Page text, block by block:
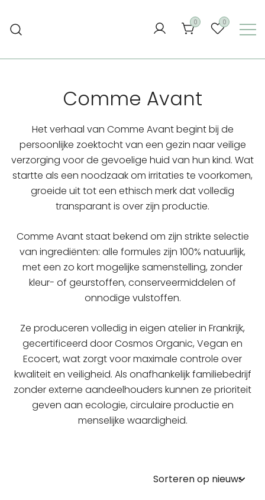
naar
0 0
Comme Avant
Het verhaal van Comme Avant begint bij de
persoonlijke zoektocht van een gezin naar veilige
verzorging voor de gevoelige huid van hun kind. Wat
startte als een noodzaak om irritaties te voorkomen,
groeide uit tot een ethisch merk dat volledig
transparant is over zijn productie.
Comme Avant staat bekend om zijn strikte selectie
van ingrediënten: alle formules zijn 100% natuurlijk,
met een zo kort mogelijke samenstelling, zonder
kleur- of geurstoffen, conserveermiddelen of
onnodige vulstoffen.
Ze produceren volledig in eigen atelier in Frankrijk,
gecertificeerd door Cosmos Organic, Vegan en
Ecocert, wat zorgt voor maximale controle over
kwaliteit en veiligheid. Als onafhankelijk familiebedrijf
zonder externe aandeelhouders kunnen ze prioriteit
geven aan ecologie, circulaire productie en
menselijke waardigheid.